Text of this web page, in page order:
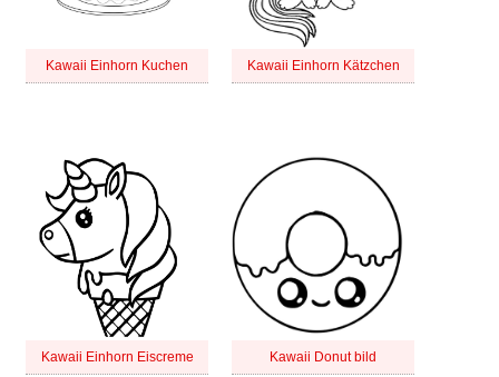
Kawaii Einhorn Kuchen Kawaii Einhorn Kätzchen
Kawaii Einhorn Eiscreme Kawaii Donut bild